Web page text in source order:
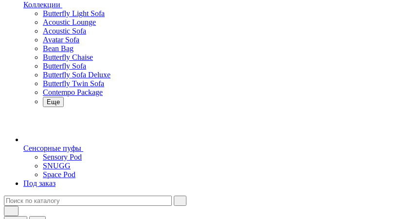
Коллекции
Butterfly Light Sofa
Acoustic Lounge
Acoustic Sofa
Avatar Sofa
Bean Bag
Butterfly Chaise
Butterfly Sofa
Butterfly Sofa Deluxe
Butterfly Twin Sofa
Contempo Package
Еще
Сенсорные пуфы
Sensory Pod
SNUGG
Space Pod
Под заказ